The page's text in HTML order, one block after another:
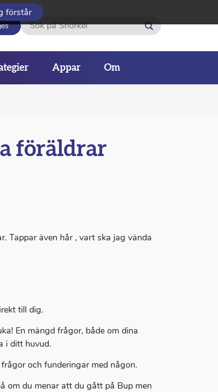
förstår
Sök
Appar Om
föräldrar
Tappar även hår , vart ska jag vända
till dig.
En mängd frågor, både om dina
i ditt huvud.
och funderingar med någon.
om du menar att du gått på Bup men